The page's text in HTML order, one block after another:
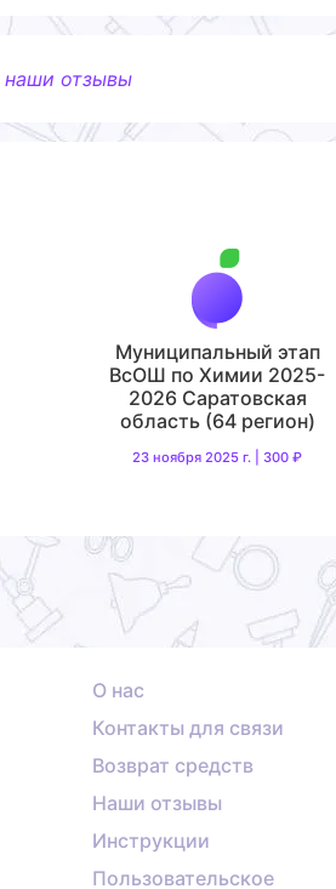
наши отзывы
Муниципальный этап
ВсОШ по Химии 2025-
2026 Саратовская
область (64 регион)
23 ноября 2025 г. | 300 ₽
О нас
Контакты для связи
Возврат средств
Наши отзывы
Инструкции
Пользовательское